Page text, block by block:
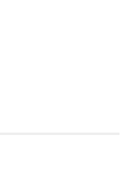
Święta Policji w